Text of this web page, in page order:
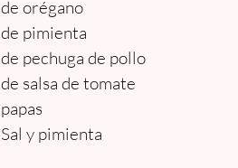
de orégano
de pimienta
de pechuga de pollo
de salsa de tomate
papas
Sal y pimienta